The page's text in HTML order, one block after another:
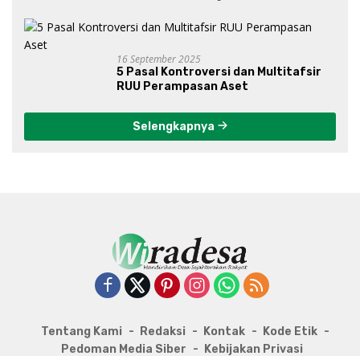
16 September 2025
5 Pasal Kontroversi dan Multitafsir
RUU Perampasan Aset
Selengkapnya
Tentang Kami Redaksi Kontak
Kode Etik
Pedoman Media Siber
Kebijakan Privasi